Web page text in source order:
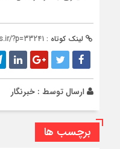
لینک کوتاه : ?p=33241
ارسال توسط : خبرنگار
برچسب ها